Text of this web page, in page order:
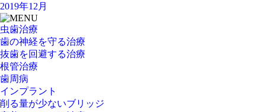
2019年12月
虫歯治療
歯の神経を守る治療
抜歯を回避する治療
根管治療
歯周病
インプラント
削る量が少ないブリッジ